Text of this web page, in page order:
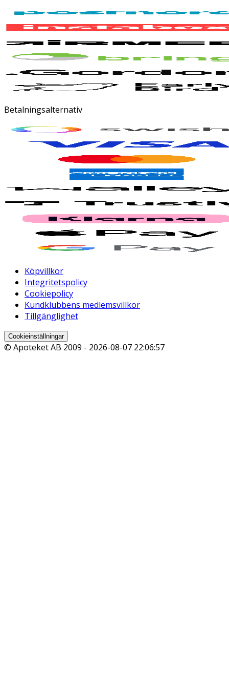
Betalningsalternativ
Köpvillkor
Integritetspolicy
Cookiepolicy
Kundklubbens medlemsvillkor
Tillgänglighet
Cookieinställningar
© Apoteket AB 2009 - 2026-08-07 22:06:57